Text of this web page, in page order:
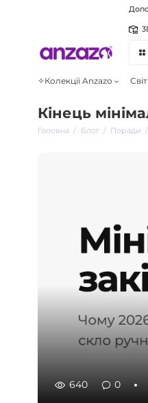
✧Колекції Anzazo
Кінець
Головна Блог Поради
640 0